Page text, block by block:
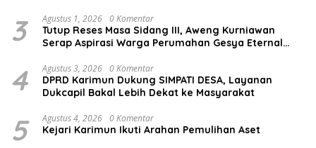
3 Agustus 1, 2026 0 Komentar
Tutup Reses Masa Sidang III, Aweng Kurniawan
Serap Aspirasi Warga Perumahan Gesya Eternal
4 Agustus 3, 2026 0 Komentar
DPRD Karimun Dukung SIMPATI DESA, Layanan
Dukcapil Bakal Lebih Dekat ke Masyarakat
5 Agustus 4, 2026 0 Komentar
Kejari Karimun Ikuti Arahan Pemulihan Aset